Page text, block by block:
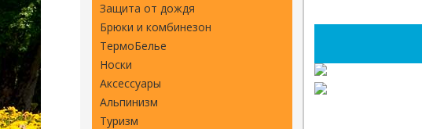
Защита от дождя
Брюки и комбинезон
ТермоБелье
Носки
Аксессуары
Альпинизм
Туризм